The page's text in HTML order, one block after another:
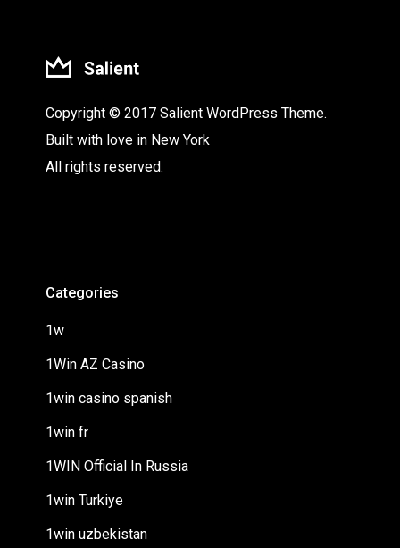
Copyright © 2017 Salient WordPress Theme.
Built with love in New York
All rights reserved.
Categories
1w
1Win AZ Casino
1win casino spanish
1win fr
1WIN Official In Russia
1win Turkiye
1win uzbekistan